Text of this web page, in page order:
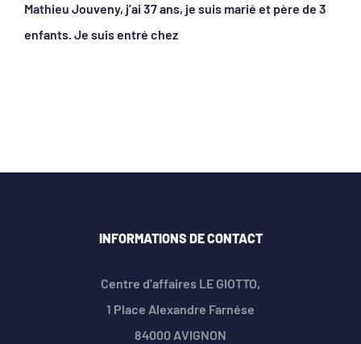
Mathieu Jouveny, j’ai 37 ans, je suis marié et père de 3
enfants. Je suis entré chez
INFORMATIONS DE CONTACT
Centre d’affaires LE GIOTTO,
1 Place Alexandre Farnése
84000 AVIGNON